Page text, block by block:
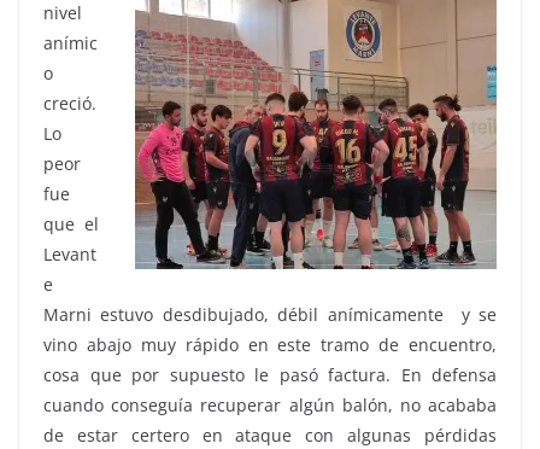
nivel
anímic
o
creció.
Lo
peor
fue
que el
Levant
e
Marni estuvo desdibujado, débil anímicamente y se
vino abajo muy rápido en este tramo de encuentro,
cosa que por supuesto le pasó factura. En defensa
cuando conseguía recuperar algún balón, no acababa
de estar certero en ataque con algunas pérdidas